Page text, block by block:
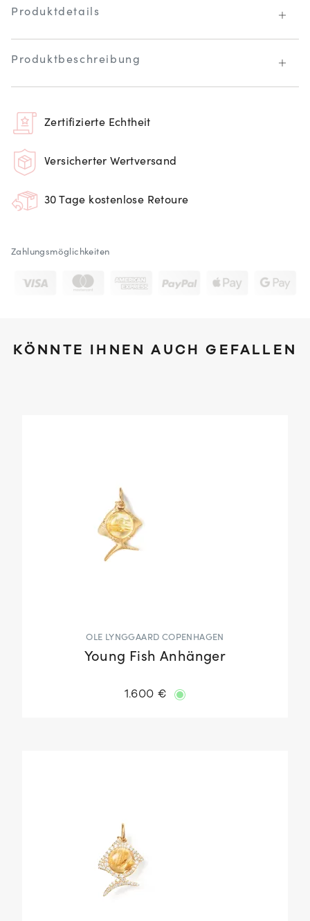
Produktdetails
Produktbeschreibung
Zertifizierte Echtheit
Versicherter Wertversand
30 Tage kostenlose Retoure
Zahlungsmöglichkeiten
KÖNNTE IHNEN AUCH GEFALLEN
OLE LYNGGAARD COPENHAGEN
Young Fish Anhänger
1.600 €